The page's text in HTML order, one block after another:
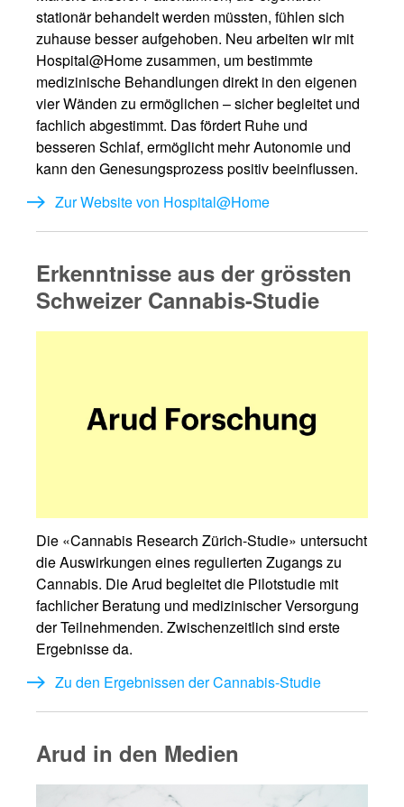
stationär behandelt werden müssten, fühlen sich
zuhause besser aufgehoben. Neu arbeiten wir mit
Hospital@Home zusammen, um bestimmte
medizinische Behandlungen direkt in den eigenen
vier Wänden zu ermöglichen – sicher begleitet und
fachlich abgestimmt. Das fördert Ruhe und
besseren Schlaf, ermöglicht mehr Autonomie und
kann den Genesungsprozess positiv beeinflussen.
Zur Website von Hospital@Home
Erkenntnisse aus der grössten
Schweizer Cannabis-Studie
Die «Cannabis Research Zürich-Studie» untersucht
die Auswirkungen eines regulierten Zugangs zu
Cannabis. Die Arud begleitet die Pilotstudie mit
fachlicher Beratung und medizinischer Versorgung
der Teilnehmenden. Zwischenzeitlich sind erste
Ergebnisse da.
Zu den Ergebnissen der Cannabis-Studie
Arud in den Medien